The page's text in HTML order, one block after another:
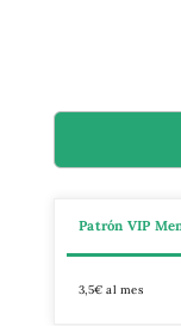
Patrón VIP
3,5€ al mes